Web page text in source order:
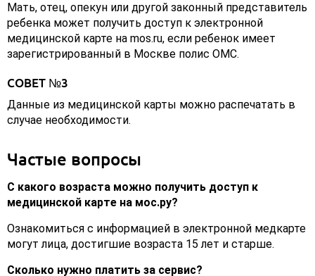
Мать, отец, опекун или другой законный представитель
ребенка может получить доступ к электронной
медицинской карте на mos.ru, если ребенок имеет
зарегистрированный в Москве полис ОМС.
СОВЕТ №3
Данные из медицинской карты можно распечатать в
случае необходимости.
Частые вопросы
С какого возраста можно получить доступ к
медицинской карте на мос.ру?
Ознакомиться с информацией в электронной медкарте
могут лица, достигшие возраста 15 лет и старше.
Сколько нужно платить за сервис?